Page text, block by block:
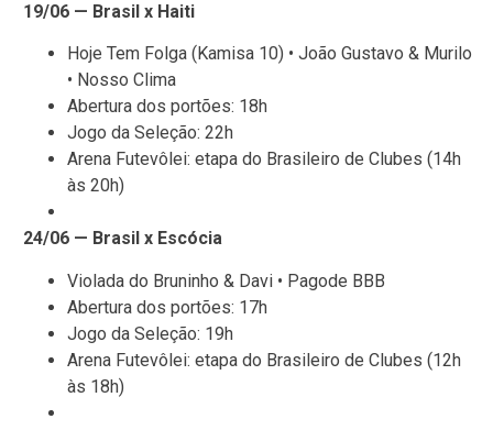
19/06 — Brasil x Haiti
Hoje Tem Folga (Kamisa 10) • João Gustavo & Murilo
• Nosso Clima
Abertura dos portões: 18h
Jogo da Seleção: 22h
Arena Futevôlei: etapa do Brasileiro de Clubes (14h
às 20h)
24/06 — Brasil x Escócia
Violada do Bruninho & Davi • Pagode BBB
Abertura dos portões: 17h
Jogo da Seleção: 19h
Arena Futevôlei: etapa do Brasileiro de Clubes (12h
às 18h)